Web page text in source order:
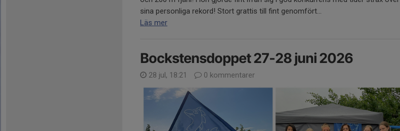
sina personliga rekord! Stort grattis till fint genomfört...
Läs mer
Bockstensdoppet 27-28 juni 2026
28 jul, 18:21 0 kommentarer